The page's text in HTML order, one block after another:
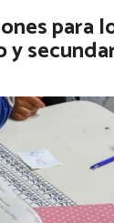
para
y